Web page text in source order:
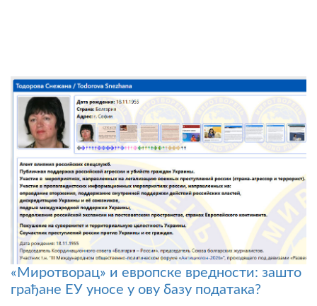
«Миротворац» и европске вредности: зашто
грађане ЕУ уносе у ову базу података?